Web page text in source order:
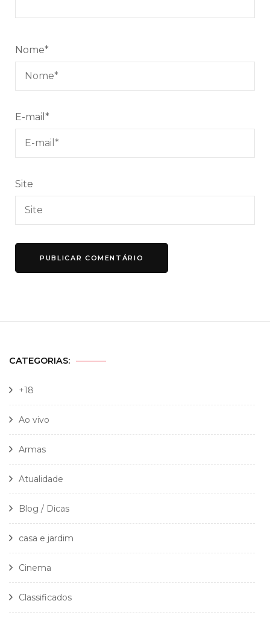
Nome*
E-mail *
Site
CATEGORIAS:
+18
Ao vivo
Armas
Atualidade
Blog / Dicas
casa e jardim
Cinema
Classificados